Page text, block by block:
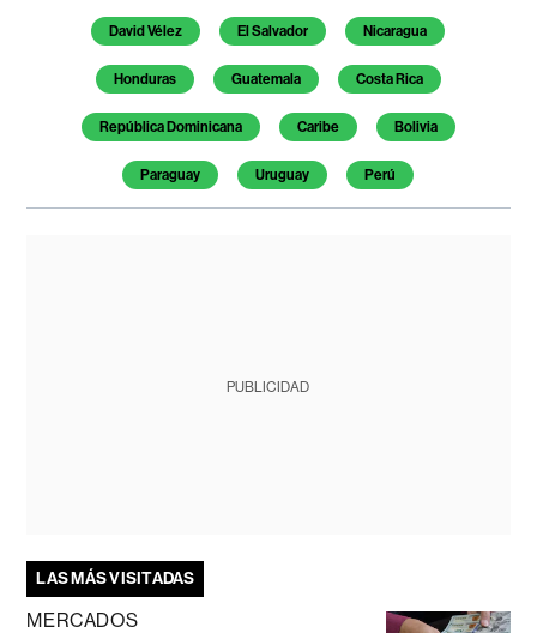
David Vélez El Salvador Nicaragua
Honduras Guatemala Costa Rica
República Dominicana Caribe Bolivia
Paraguay Uruguay Perú
PUBLICIDAD
LAS MÁS VISITADAS
MERCADOS